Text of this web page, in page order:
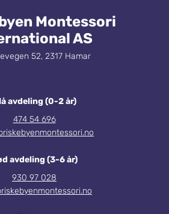
Montessori
AS
52, 2317 Hamar
avdeling (0-2 år)
474 54 696
avdeling (3-6 år)
930 97 028